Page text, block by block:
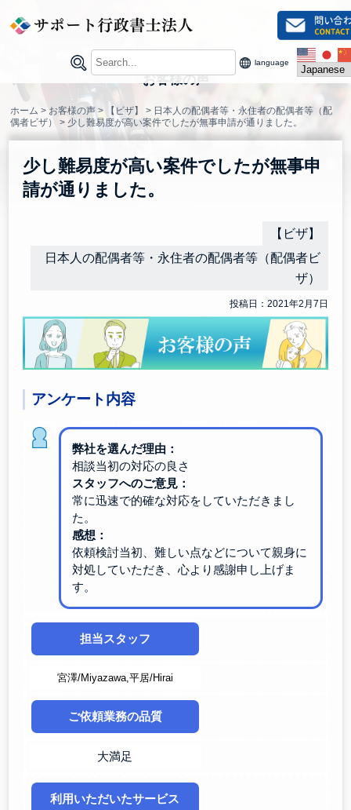
content
language
お客様の声
ホーム > お客様の声 > 【ビザ】 > 日本人の配偶者等・永住者の配偶者等（配
偶者ビザ）
> 少し難易度が高い案件でしたが無事申請が通りました。
少し難易度が高い案件でしたが無事申
請が通りました。
投稿日：2021年2月7日
【ビザ】
日本人の配偶者等・永住者の配偶者等（配偶者ビ
ザ）
アンケート内容
弊社を選んだ理由：
相談当初の対応の良さ
スタッフへのご意見：
常に迅速で的確な対応をしていただきまし
た。
感想：
依頼検討当初、難しい点などについて親身に
対処していただき、心より感謝申し上げま
す。
担当スタッフ
宮澤/Miyazawa,平居/Hirai
ご依頼業務の品質
大満足
利用いただいたサービス